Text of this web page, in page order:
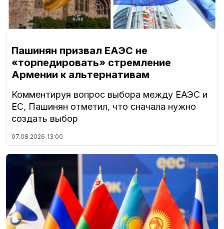
Пашинян призвал ЕАЭС не
«торпедировать» стремление
Армении к альтернативам
Комментируя вопрос выбора между ЕАЭС и
ЕС, Пашинян отметил, что сначала нужно
создать выбор
07.08.2026 13:00